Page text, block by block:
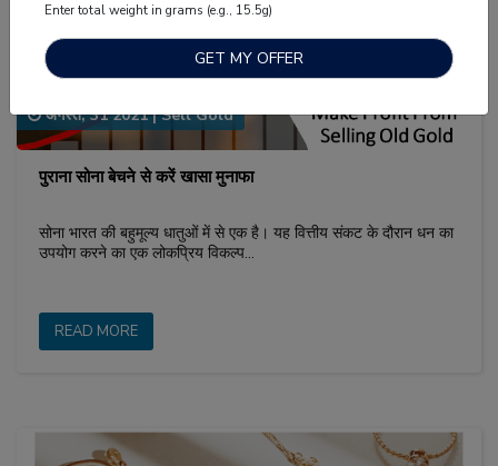
पुराना सोना बेचने से करें खासा मुनाफा
अगस्त, 31 2021 |Sell Gold
सोना भारत की बहुमूल्य धातुओं में से एक है। यह वित्तीय संकट के दौरान धन का
उपयोग करने का एक लोकप्रिय विकल्प…
READ MORE
Enter total weight in grams (e.g., 15.5g)